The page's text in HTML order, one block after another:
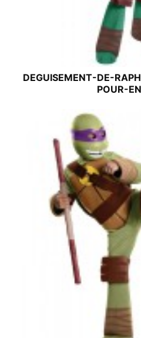
DEGUISEMENT-DE-
POUR-